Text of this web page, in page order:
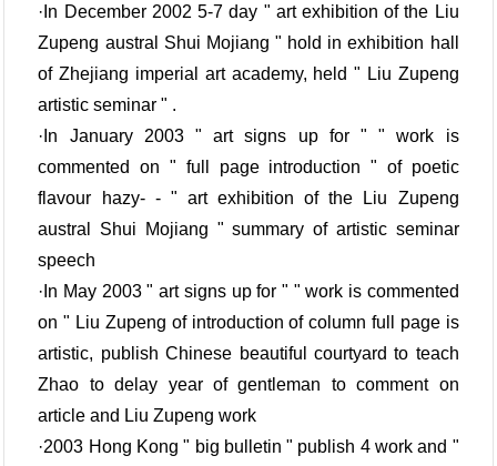
·In December 2002 5-7 day " art exhibition of the Liu
Zupeng austral Shui Mojiang " hold in exhibition hall
of Zhejiang imperial art academy, held " Liu Zupeng
artistic seminar " .
·In January 2003 " art signs up for " " work is
commented on " full page introduction " of poetic
flavour hazy- - " art exhibition of the Liu Zupeng
austral Shui Mojiang " summary of artistic seminar
speech
·In May 2003 " art signs up for " " work is commented
on " Liu Zupeng of introduction of column full page is
artistic, publish Chinese beautiful courtyard to teach
Zhao to delay year of gentleman to comment on
article and Liu Zupeng work
·2003 Hong Kong " big bulletin " publish 4 work and "